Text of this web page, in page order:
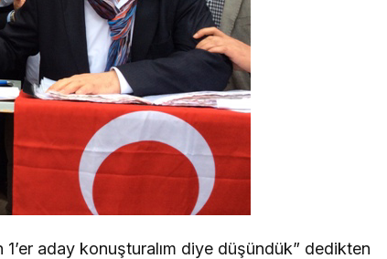
1’er aday konuşturalım diye düşündük” dedikten